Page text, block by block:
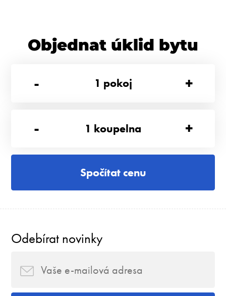
Objednat úklid bytu
-
1 pokoj +
- 1 koupelna +
Spočítat cenu
Odebírat novinky